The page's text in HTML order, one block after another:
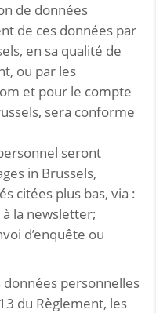
de données
de ces données par
en sa qualité de
ou par les
et pour le compte
sera conforme
seront
in Brussels,
citées plus bas, via :
la newsletter;
d’enquête ou
personnelles
du Règlement, les